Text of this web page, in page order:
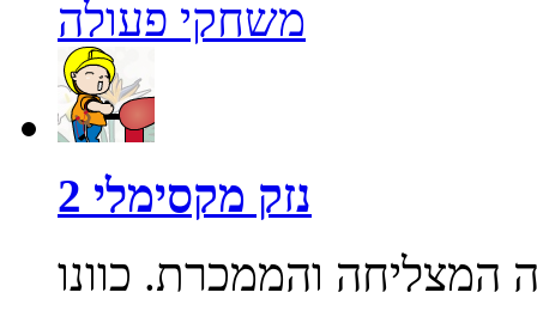
משחקי פעולה
נזק מקסימלי 2